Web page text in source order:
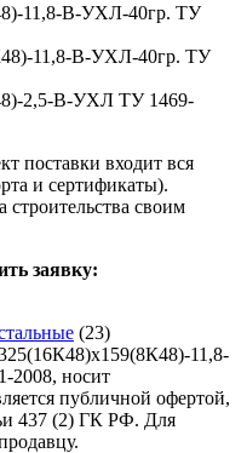
11,8-В-УХЛ-40гр. ТУ
11,8-В-УХЛ-40гр. ТУ
2,5-В-УХЛ ТУ 1469-
поставки входит вся
и сертификаты).
строительства своим
заявку:
(23)
11,8-
2008, носит
публичной офертой,
437 (2) ГК РФ. Для